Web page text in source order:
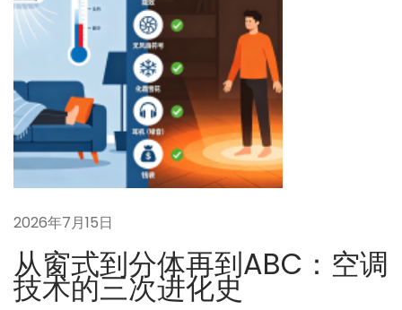
法
下
篇
文
章
：
印
换
热
器
”
专
揭
秘
2026年7月15日
从窗式到分体再到ABC：空调
技术的三次进化史